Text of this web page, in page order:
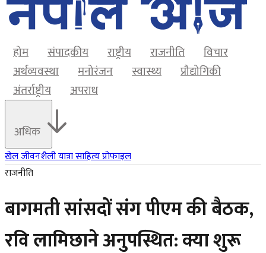
होम संपादकीय राष्ट्रीय राजनीति
विचार
अर्थव्यवस्था
मनोरंजन स्वास्थ्य
प्रौद्योगिकी
अंतर्राष्ट्रीय
अपराध
अधिक
खेलजीवनशैलीयात्रासाहित्यप्रोफाइल
राजनीति
बागमती सांसदों संग पीएम की बैठक,
रवि लामिछाने अनुपस्थित: क्या शुरू